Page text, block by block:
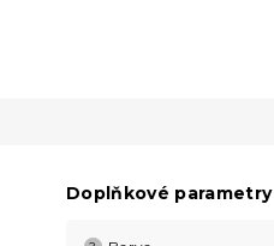
Doplňkové parametry